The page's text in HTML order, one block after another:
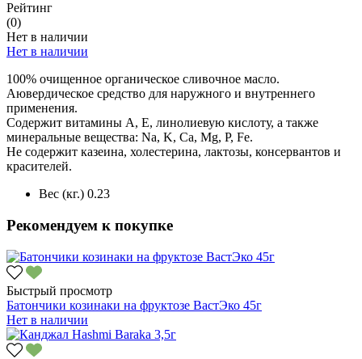
Рейтинг
(0)
Нет в наличии
Нет в наличии
100% очищенное органическое сливочное масло.
Аювердическое средство для наружного и внутреннего
применения.
Содержит витамины А, Е, линолиевую кислоту, а также
минеральные вещества: Na, K, Ca, Mg, P, Fe.
Не содержит казеина, холестерина, лактозы, консервантов и
красителей.
Вес (кг.) 0.23
Рекомендуем к покупке
Быстрый просмотр
Батончики козинаки на фруктозе ВастЭко 45г
Нет в наличии